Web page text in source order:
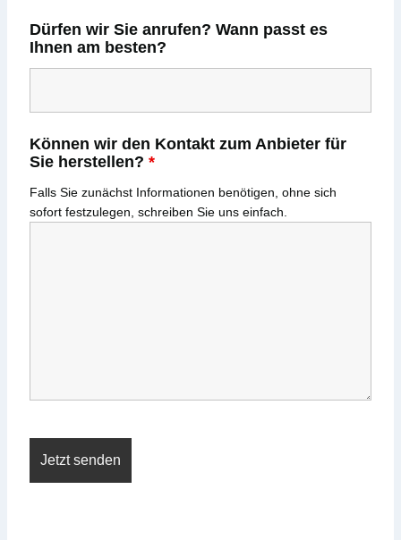
Dürfen wir Sie anrufen? Wann passt es
Ihnen am besten?
Können wir den Kontakt zum Anbieter für
Sie herstellen? *
Falls Sie zunächst Informationen benötigen, ohne sich
sofort festzulegen, schreiben Sie uns einfach.